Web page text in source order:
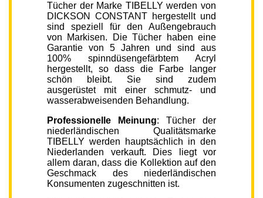
Tücher der Marke TIBELLY werden von
DICKSON CONSTANT hergestellt und
sind speziell für den Außengebrauch
von Markisen. Die Tücher haben eine
Garantie von 5 Jahren und sind aus
100% spinndüsengefärbtem Acryl
hergestellt, so dass die Farbe langer
schön bleibt. Sie sind zudem
ausgerüstet mit einer schmutz- und
wasserabweisenden Behandlung.
Professionelle Meinung: Tücher der
niederländischen Qualitätsmarke
TIBELLY werden hauptsächlich in den
Niederlanden verkauft. Dies liegt vor
allem daran, dass die Kollektion auf den
Geschmack des niederländischen
Konsumenten zugeschnitten ist.